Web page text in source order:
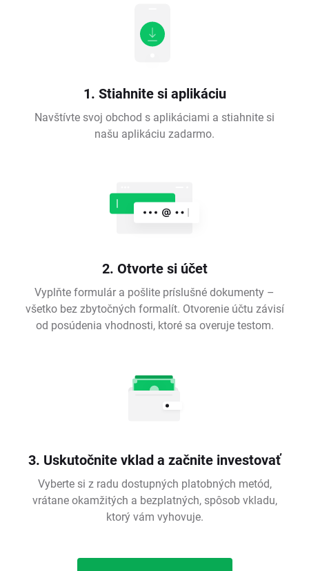
1. Stiahnite si aplikáciu
Navštívte svoj obchod s aplikáciami a stiahnite si
našu aplikáciu zadarmo.
2. Otvorte si účet
Vyplňte formulár a pošlite príslušné dokumenty –
všetko bez zbytočných formalít. Otvorenie účtu závisí
od posúdenia vhodnosti, ktoré sa overuje testom.
3. Uskutočnite vklad a začnite investovať
Vyberte si z radu dostupných platobných metód,
vrátane okamžitých a bezplatných, spôsob vkladu,
ktorý vám vyhovuje.